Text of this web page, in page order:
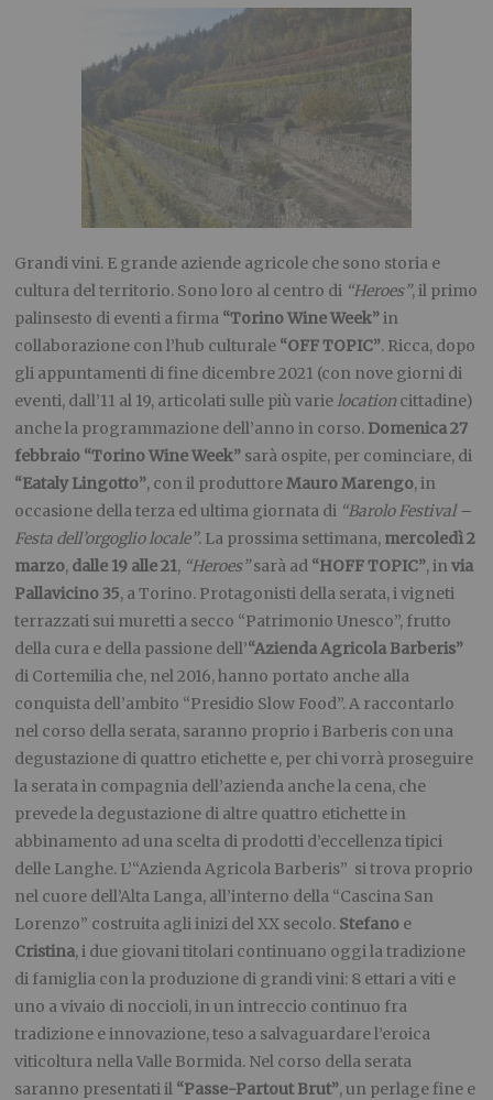
Grandi vini. E grande aziende agricole che sono storia e
cultura del territorio. Sono loro al centro di “Heroes”, il primo
palinsesto di eventi a firma “Torino Wine Week”in
collaborazione con l’hub culturale “OFF TOPIC”. Ricca, dopo
gli appuntamenti di fine dicembre 2021 (con nove giorni di
eventi, dall’11 al 19, articolati sulle più varielocationcittadine)
anche la programmazione dell’anno in corso. Domenica 27
febbraio “Torino Wine Week” sarà ospite, per cominciare, di
“Eataly Lingotto”, con il produttoreMauro Marengo, in
occasione della terza ed ultima giornata di “Barolo Festival –
Festa dell’orgoglio locale”. La prossima settimana, mercoledì 2
marzo, dalle 19 alle 21, “Heroes”sarà ad “HOFF TOPIC”, invia
Pallavicino 35, a Torino. Protagonisti della serata, i vigneti
terrazzati sui muretti a secco “Patrimonio Unesco”, frutto
della cura e della passione dell’“Azienda Agricola Barberis”
di Cortemilia che, nel 2016, hanno portato anche alla
conquista dell’ambito “Presidio Slow Food”. A raccontarlo
nel corso della serata, saranno proprio i Barberis con una
degustazione di quattro etichette e, per chi vorrà proseguire
la serata in compagnia dell’azienda anche la cena, che
prevede la degustazione di altre quattro etichette in
abbinamento ad una scelta di prodotti d’eccellenza tipici
delle Langhe. L’“Azienda Agricola Barberis” si trova proprio
nel cuore dell’Alta Langa, all’interno della “Cascina San
Lorenzo” costruita agli inizi del XX secolo. Stefano e
Cristina, i due giovani titolari continuano oggi la tradizione
di famiglia con la produzione di grandi vini: 8 ettari a viti e
uno a vivaio di noccioli, in un intreccio continuo fra
tradizione e innovazione, teso a salvaguardare l’eroica
viticoltura nella Valle Bormida. Nel corso della serata
saranno presentati il “Passe-Partout Brut”, un perlage fine e